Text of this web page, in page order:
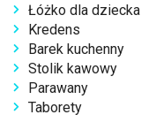
Łóżko dla dziecka
Kredens
Barek kuchenny
Stolik kawowy
Parawany
Taborety